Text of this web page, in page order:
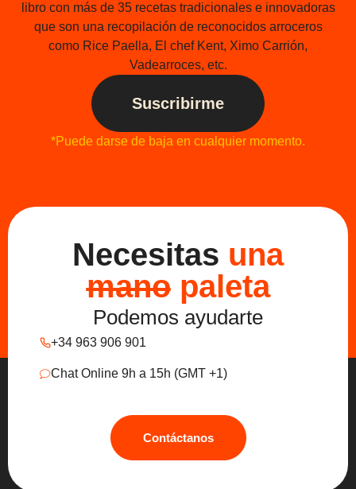
libro con más de 35 recetas tradicionales e innovadoras
que son una recopilación de reconocidos arroceros
como Rice Paella, El chef Kent, Ximo Carrión,
Vadearroces, etc.
Suscribirme
*Puede darse de baja en cualquier momento.
Necesitas una
manopaleta
Podemos ayudarte
+34 963 906 901
Chat Online 9h a 15h (GMT +1)
Contáctanos